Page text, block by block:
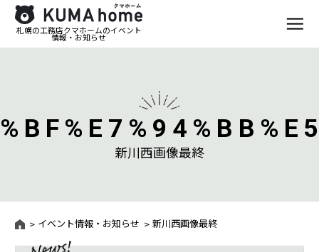
札幌の工務店クマホームのイベント
情報・お知らせ
新川西画像最終
イベント情報・お知らせ 新川西画像最終